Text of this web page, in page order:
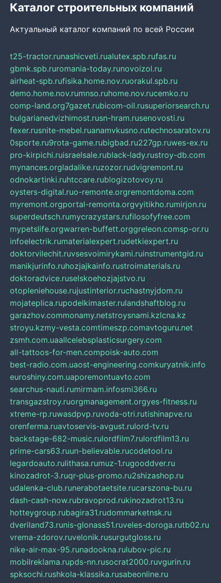
Каталог строительных компаний
Актуальный каталог компаний по всей России
t25-tractor.runashicveti.rualutex.spb.rufas.ru
gbmk.spb.ruromania-today.runovoizol.ru
airheat-spb.rufisika.home.nov.ruorakul.spb.ru
demo.home.nov.rumnso.ruhome.nov.rucemko.ru
comp-land.org7gazet.rubicom-oil.rusuperiorsearch.ru
bulgarianedvizhimost.rusn-hram.rusenovosti.ru
fexer.rusnite-mebel.ruanamvkusno.rutechnosaratov.ru
0sporte.ru9rota-game.rubigbad.ru227gp.ruwes-ex.ru
pro-kirpichi.ruisraelsale.rublack-lady.rustroy-db.com
mynances.orgladalike.ruzozor.rudvigremont.ru
odnokartinki.ruhtccare.rublogizotovoy.ru
oysters-digital.ruo-remonte.orgremontdoma.com
myremont.orgportal-remonta.orgvyitikho.rumirjon.ru
superdeutsch.rumycrazystars.rufilosofyfree.com
mypetslife.orgwarren-buffett.orggreleon.comsp-or.ru
infoelectrik.rumaterialexpert.rudetkiexpert.ru
doktorvilechit.ruvsesvoimirykami.ruinstrumentgid.ru
manikjurinfo.ruhozjajkainfo.rustroimaterials.ru
doktoradvice.ruselskoehozjajstvo.ru
otopleniehouse.rujustinterior.ruchastnyjdom.ru
mojateplica.rupodelkimaster.rulandshaftblog.ru
garazhov.commonamy.netstroysnami.kzlcna.kz
stroyu.kzmy-vesta.comtimeszp.comavtoguru.net
zsmh.com.uaallcelebsplasticsurgery.com
all-tattoos-for-men.compoisk-auto.com
best-radio.com.uaost-engineering.comkuryatnik.info
euroshiny.com.uaporemontuavto.com
searchus-nauti.rumirmam.infosmi366.ru
transgazstroy.ruorgmanagement.orgyes-fitness.ru
xtreme-rp.ruwasdpvp.ruvoda-otri.rutishinapve.ru
orenferma.ruavtoservis-avgust.rulord-tv.ru
backstage-682-music.rulordfilm7.rulordfilm13.ru
prime-cars63.ruun-believable.rucodetool.ru
legardoauto.rulithasa.rumuz-1.rugooddver.ru
kinozadrot-3.ruqr-plus-promo.ru2shizashop.ru
udalenka-club.runerabotaetsite.rucarszona-bu.ru
dash-cash-now.rubravoprod.rukinozadrot13.ru
hotteygroup.rubagira31.rudommarketnsk.ru
dveriland73.runis-glonass51.ruveles-doroga.rutb02.ru
vrema-zdorov.ruvelonik.rusurgutgloss.ru
nike-air-max-95.runadookna.rulubov-pic.ru
mobilreklama.rupds-nn.rusocrat2000.ruvgurin.ru
spksochi.rushkola-klassika.rusabeonline.ru